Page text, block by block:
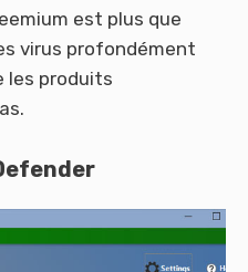
est plus que
virus profondément
les produits